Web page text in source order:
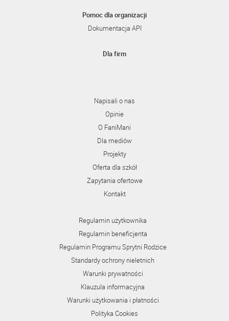
Pomoc dla organizacji
Dokumentacja API
Dla firm
Napisali o nas
Opinie
O FaniMani
Dla mediów
Projekty
Oferta dla szkół
Zapytania ofertowe
Kontakt
Regulamin użytkownika
Regulamin beneficjenta
Regulamin Programu Sprytni Rodzice
Standardy ochrony nieletnich
Warunki prywatności
Klauzula informacyjna
Warunki użytkowania i płatności
Polityka Cookies